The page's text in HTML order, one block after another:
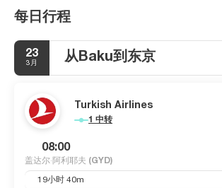
每日行程
23
3月 从Baku到东京
Turkish Airlines
1 中转
08:00
盖达尔·阿利耶夫 (GYD)
19小时 40m